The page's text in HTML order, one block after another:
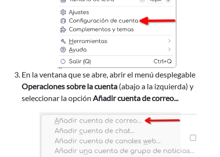
En la ventana que se abre, abrir el menú desplegable
Operaciones sobre la cuenta (abajo a la izquierda) y
seleccionar la opción Añadir cuenta de correo...